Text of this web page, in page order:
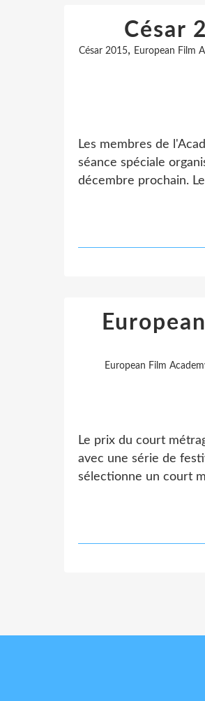
César
César 2015, European Film
Les membres de
séance spéciale
décembre prochain.
European Film
Le prix du court
avec une série de
sélectionne un court